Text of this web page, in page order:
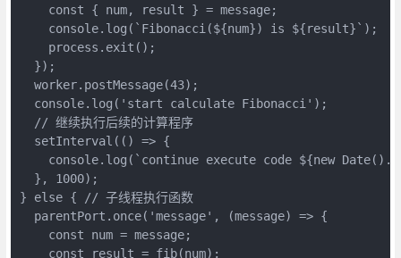
    const { num, result } = message;
    console.log(`Fibonacci(${num}) is ${result}`);
    process.exit();
  });
  worker.postMessage(43);
  console.log('start calculate Fibonacci');
  // 继续执行后续的计算程序
  setInterval(() => {
console.log(`continue execute code ${new
  }, 1000);
} else { // 子线程执行函数
  parentPort.once('message', (message) => {
    const num = message;
    const result = fib(num);